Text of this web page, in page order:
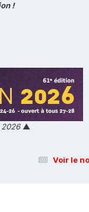
!
▲
Voir le